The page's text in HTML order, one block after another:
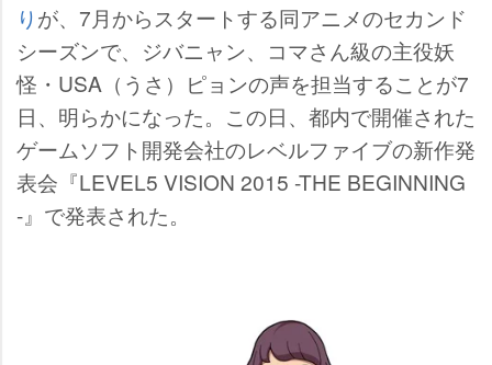
りが、7月からスタートする同アニメのセカンド
シーズンで、ジバニャン、コマさん級の主役妖
怪・USA（うさ）ピョンの声を担当することが7
日、明らかになった。この日、都内で開催された
ゲームソフト開発会社のレベルファイブの新作発
表会『LEVEL5 VISION 2015 -THE BEGINNING
-』で発表された。